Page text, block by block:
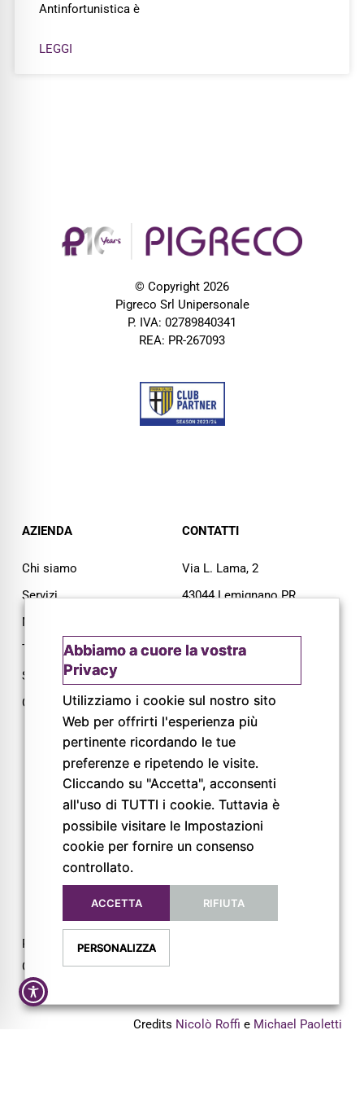
Antinfortunistica è
LEGGI
© Copyright 2026
Pigreco Srl Unipersonale
P. IVA: 02789840341
REA: PR-267093
AZIENDA
Chi siamo
Servizi
Magazine
Trail
Shop
Cataloghi
CONTATTI
Via L. Lama, 2
43044 Lemignano PR
Mail:
Richiedi un preventivo
Lavora con noi
FOLLOW US
Privacy Policy
Cookie Policy
Dichiarazione di Accessibilità
Credits Nicolò Roffi e Michael Paoletti
Abbiamo a cuore la vostra
Privacy
Utilizziamo i cookie sul nostro sito
Web per offrirti l'esperienza più
pertinente ricordando le tue
preferenze e ripetendo le visite.
Cliccando su "Accetta", acconsenti
all'uso di TUTTI i cookie. Tuttavia è
possibile visitare le Impostazioni
cookie per fornire un consenso
controllato.
ACCETTA RIFIUTA
PERSONALIZZA